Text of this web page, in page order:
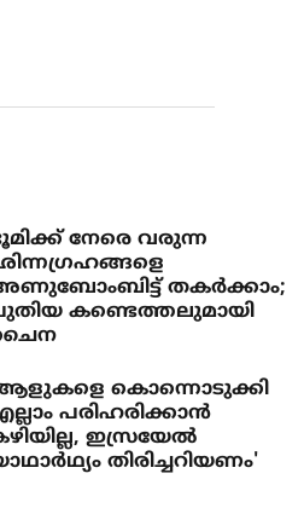
നേരെ വരുന്ന
തകര്‍ക്കാം;
കണ്ടെത്തലുമായി
കൊന്നൊടുക്കി
പരിഹരിക്കാന്‍
ഇസ്രയേല്‍
തിരിച്ചറിയണം'